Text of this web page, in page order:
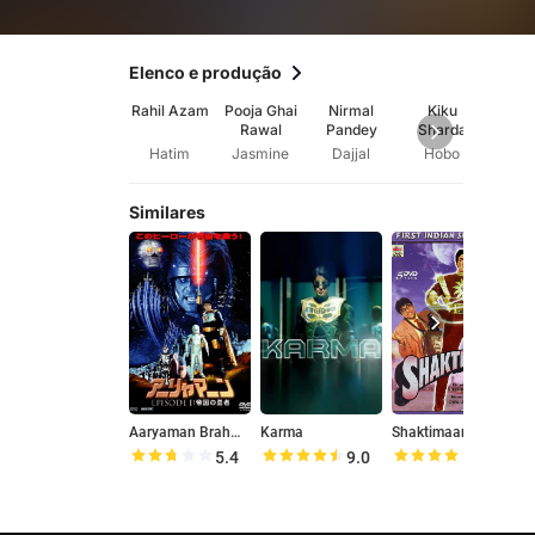
Elenco e produção
Rahil Azam
Hatim
Pooja Ghai
Rawal
Jasmine
Nirmal
Pandey
Dajjal
Kiku
Sharda
Hobo
Similares
Aaryaman Brahmand Ka Yoddha
5.4
Karma
9.0
Shaktimaan